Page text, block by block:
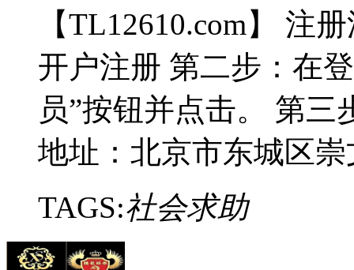
【TL12610.com】 注
开户注册 第二步：在
员”按钮并点击。 第三
地址：北京市东城区
TAGS:社会求助